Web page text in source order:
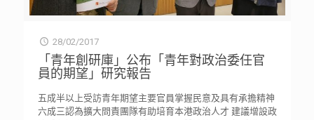
28/02/2017
「青年創研庫」公布「青年對政治委任官
員的期望」研究報告
五成半以上受訪青年期望主要官員掌握民意及具有承擔精神
六成三認為擴大問責團隊有助培育本港政治人才 建議增設政